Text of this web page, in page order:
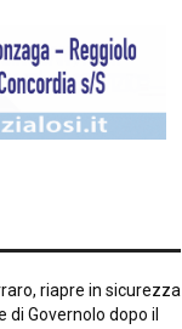
riapre in sicurezza
di Governolo dopo il